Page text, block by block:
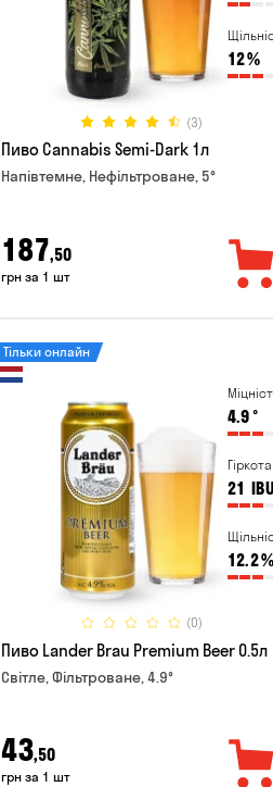
12%
(3)
Пиво Cannabis Semi-Dark 1л
Напівтемне, Нефільтроване, 5°
187,50
грн за 1 шт
4.9°
Гіркота
21 IBU
12.2%
(0)
Тільки онлайн
Пиво Lander Brau Premium Beer 0.5л
Світле, Фільтроване, 4.9°
43,50
грн за 1 шт